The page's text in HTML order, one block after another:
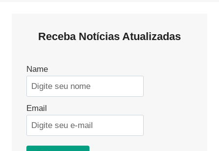
Receba Notícias Atualizadas
Name
Email